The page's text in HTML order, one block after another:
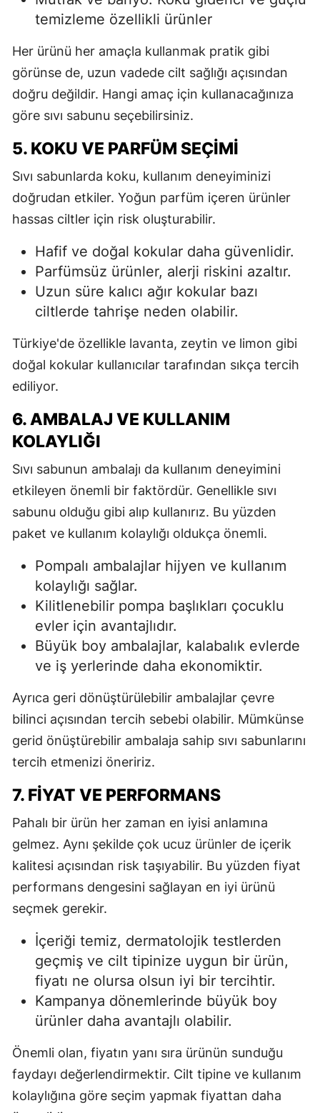
temizleme özellikli ürünler
Her ürünü her amaçla kullanmak pratik gibi
görünse de, uzun vadede cilt sağlığı açısından
doğru değildir. Hangi amaç için kullanacağınıza
göre sıvı sabunu seçebilirsiniz.
5. KOKU VE PARFÜM SEÇIMI
Sıvı sabunlarda koku, kullanım deneyiminizi
doğrudan etkiler. Yoğun parfüm içeren ürünler
hassas ciltler için risk oluşturabilir.
Hafif ve doğal kokular daha güvenlidir.
Parfümsüz ürünler, alerji riskini azaltır.
Uzun süre kalıcı ağır kokular bazı
ciltlerde tahrişe neden olabilir.
Türkiye'de özellikle lavanta, zeytin ve limon gibi
doğal kokular kullanıcılar tarafından sıkça tercih
ediliyor.
6. AMBALAJ VE KULLANIM
KOLAYLIĞI
Sıvı sabunun ambalajı da kullanım deneyimini
etkileyen önemli bir faktördür. Genellikle sıvı
sabunu olduğu gibi alıp kullanırız. Bu yüzden
paket ve kullanım kolaylığı oldukça önemli.
Pompalı ambalajlar hijyen ve kullanım
kolaylığı sağlar.
Kilitlenebilir pompa başlıkları çocuklu
evler için avantajlıdır.
Büyük boy ambalajlar, kalabalık evlerde
ve iş yerlerinde daha ekonomiktir.
Ayrıca geri dönüştürülebilir ambalajlar çevre
bilinci açısından tercih sebebi olabilir. Mümkünse
gerid önüştürebilir ambalaja sahip sıvı sabunlarını
tercih etmenizi öneririz.
7. FIYAT VE PERFORMANS
Pahalı bir ürün her zaman en iyisi anlamına
gelmez. Aynı şekilde çok ucuz ürünler de içerik
kalitesi açısından risk taşıyabilir. Bu yüzden fiyat
performans dengesini sağlayan en iyi ürünü
seçmek gerekir.
İçeriği temiz, dermatolojik testlerden
geçmiş ve cilt tipinize uygun bir ürün,
fiyatı ne olursa olsun iyi bir tercihtir.
Kampanya dönemlerinde büyük boy
ürünler daha avantajlı olabilir.
Önemli olan, fiyatın yanı sıra ürünün sunduğu
faydayı değerlendirmektir. Cilt tipine ve kullanım
kolaylığına göre seçim yapmak fiyattan daha